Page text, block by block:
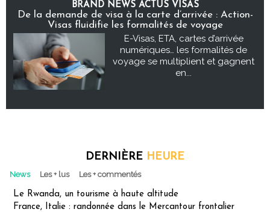
BRAND NEWS ACTUS VISAS
De la demande de visa à la carte d’arrivée : Action-
Visas fluidifie les formalités de voyage
E-Visas, ETA, cartes d’arrivée
numériques… les formalités de
voyage se multiplient et gagnent
en...
DERNIÈRE HEURE
News Les + lus Les + commentés
Le Rwanda, un tourisme à haute altitude
France, Italie : randonnée dans le Mercantour frontalier